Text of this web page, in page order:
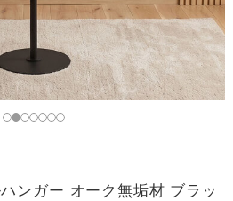
ンガー オーク無垢材 ブラッ